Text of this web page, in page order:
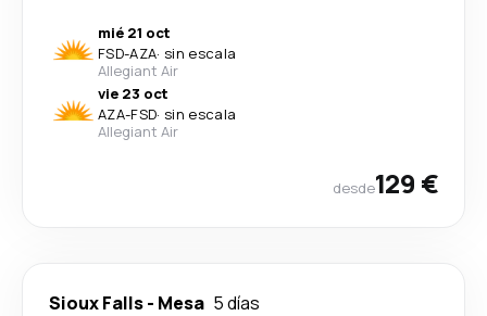
mié 21 oct
FSD-AZA· sin escala
Allegiant Air
vie 23 oct
AZA-FSD· sin escala
Allegiant Air
desde129 €
Sioux Falls- Mesa 5 días